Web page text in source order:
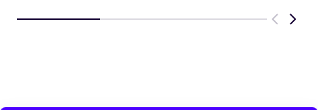
Previous
Next